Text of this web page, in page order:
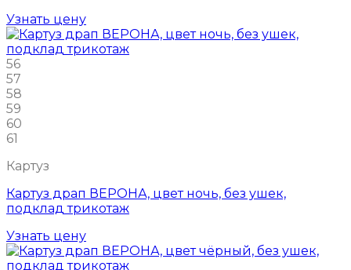
Узнать цену
56
57
58
59
60
61
Картуз
Картуз драп ВЕРОНА, цвет ночь, без ушек,
подклад трикотаж
Узнать цену